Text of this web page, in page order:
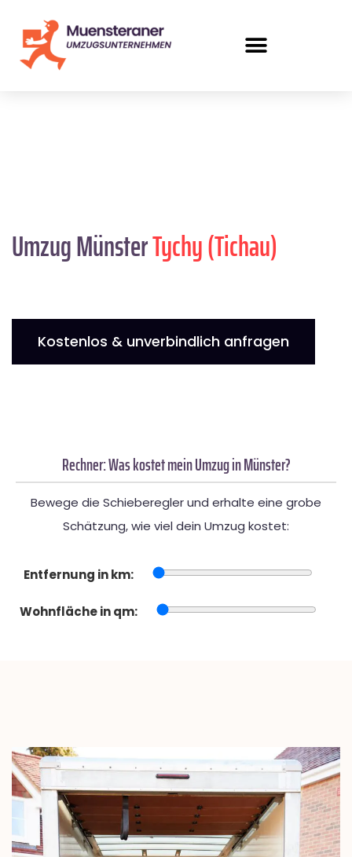
Umzug MünsterTychy (Tichau)
Kostenlos & unverbindlich anfragen
Rechner: Was kostet mein Umzug in Münster?
Bewege die Schieberegler und erhalte eine grobe
Schätzung, wie viel dein Umzug kostet:
Entfernung in km:
Wohnfläche in qm: